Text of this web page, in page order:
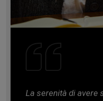
La serenità di avere